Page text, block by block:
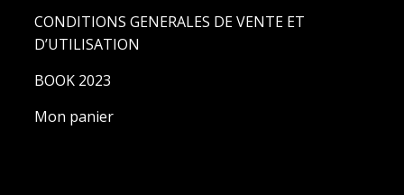
CONDITIONS GENERALES DE VENTE ET
D’UTILISATION
BOOK 2023
Mon panier